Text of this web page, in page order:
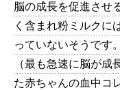
脳の成長を促進させ
く含まれ粉ミルクに
っていないそうです
（最も急速に脳が
た赤ちゃんの血中コ